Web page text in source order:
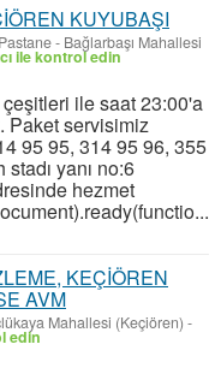
KUYUBAŞI
- Bağlarbaşı Mahallesi
ile kontrol edin
ile saat 23:00'a
Paket servisimiz
95 95, 314 95 96, 355
yanı no:6
hezmet
KEÇİÖREN
AVM
Mahallesi (Keçiören) -
edin